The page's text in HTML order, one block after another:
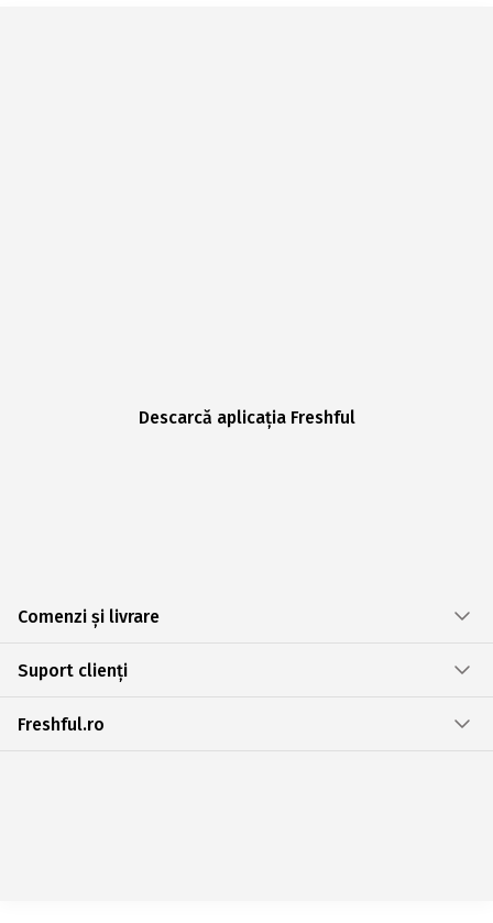
Descarcă aplicația Freshful
Comenzi și livrare
Suport clienți
Freshful.ro